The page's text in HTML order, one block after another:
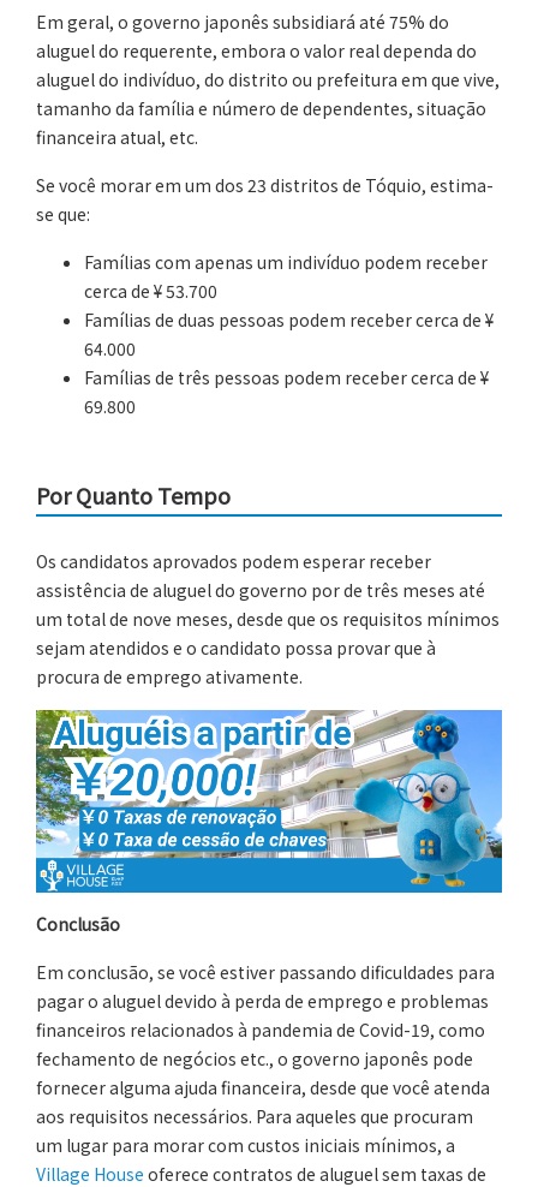
Em geral, o governo japonês subsidiará até 75% do
aluguel do requerente, embora o valor real dependa do
aluguel do indivíduo, do distrito ou prefeitura em que vive,
tamanho da família e número de dependentes, situação
financeira atual, etc.
Se você morar em um dos 23 distritos de Tóquio, estima-
se que:
Famílias com apenas um indivíduo podem receber
cerca de ¥ 53.700
Famílias de duas pessoas podem receber cerca de ¥
64.000
Famílias de três pessoas podem receber cerca de ¥
69.800
Por Quanto Tempo
Os candidatos aprovados podem esperar receber
assistência de aluguel do governo por de três meses até
um total de nove meses, desde que os requisitos mínimos
sejam atendidos e o candidato possa provar que à
procura de emprego ativamente.
Conclusão
Em conclusão, se você estiver passando dificuldades para
pagar o aluguel devido à perda de emprego e problemas
financeiros relacionados à pandemia de Covid-19, como
fechamento de negócios etc., o governo japonês pode
fornecer alguma ajuda financeira, desde que você atenda
aos requisitos necessários. Para aqueles que procuram
um lugar para morar com custos iniciais mínimos, a
Village House oferece contratos de aluguel sem taxas de